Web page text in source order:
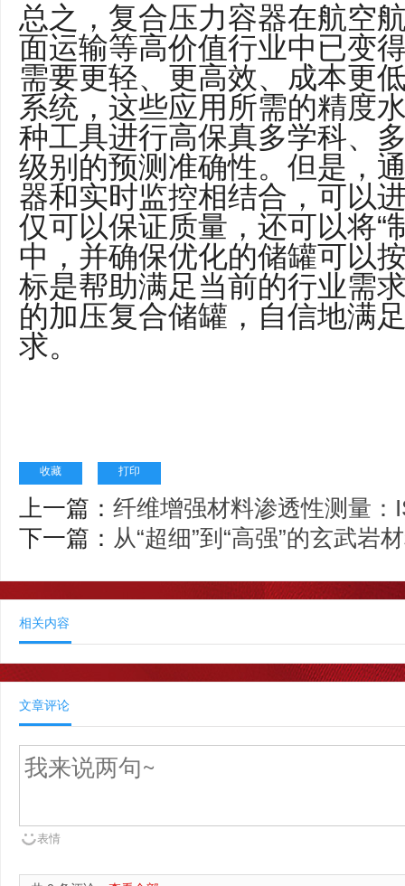
总之，复合压力容器在航空
面运输等高价值行业中已变
需要更轻、更高效、成本更
系统，这些应用所需的精度
种工具进行高保真多学科、
级别的预测准确性。但是，
器和实时监控相结合，可以
仅可以保证质量，还可以将“
中，并确保优化的储罐可以
标是帮助满足当前的行业需
的加压复合储罐，自信地满
求。
收藏 打印
上一篇： 纤维增强材料渗透性测量：
下一篇： 从“超细”到“高强”的玄武岩
相关内容
文章评论
表情